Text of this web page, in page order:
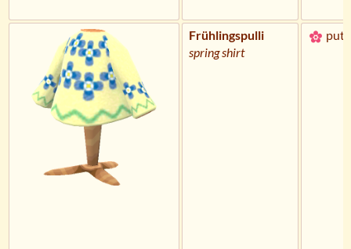
Frühlingspulli
spring shirt